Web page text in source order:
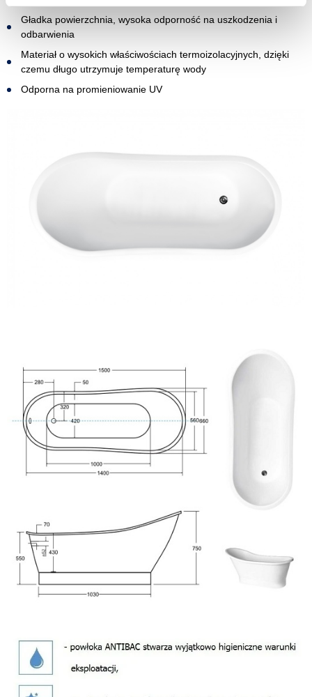
Gładka powierzchnia, wysoka odporność na uszkodzenia i
odbarwienia
Materiał o wysokich właściwościach termoizolacyjnych, dzięki
czemu długo utrzymuje temperaturę wody
Odporna na promieniowanie UV